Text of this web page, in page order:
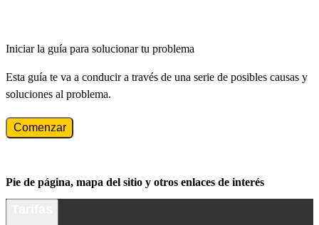
Iniciar la guía para solucionar tu problema
Esta guía te va a conducir a través de una serie de posibles causas y
soluciones al problema.
Comenzar
Pie de página, mapa del sitio y otros enlaces de interés